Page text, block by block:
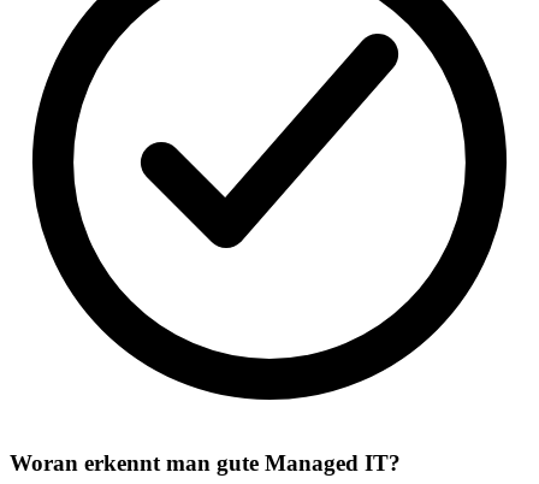
Woran erkennt man gute Managed IT?